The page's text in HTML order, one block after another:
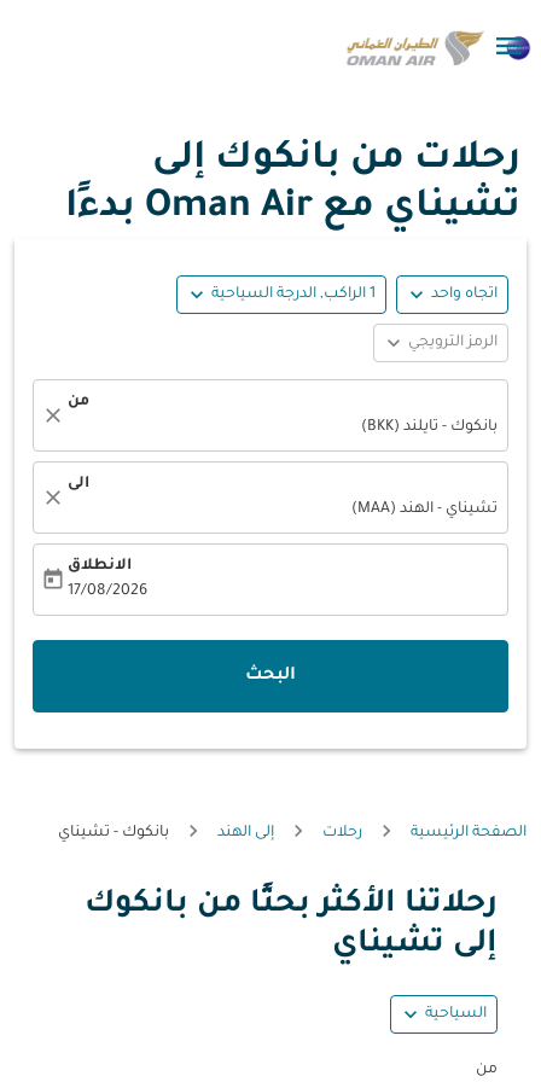

رحلات من بانكوك إلى
تشيناي مع Oman Air بدءًا
اتجاه واحد expand_more 1 الراكب, الدرجة السياحية expand_more
الرمز الترويجي expand_more
من
بانكوك - تايلند (BKK)
close
الى
تشيناي - الهند (MAA)
close
الانطلاق
17/08/2026
today
البحث
الصفحة الرئيسية رحلات إلى الهند بانكوك - تشيناي
رحلاتنا الأكثر بحثًا من بانكوك
إلى تشيناي
السياحية expand_more
من
حاول تحديث الرحلة (مغادرة و/أو وجهة) أو التفاعل مع